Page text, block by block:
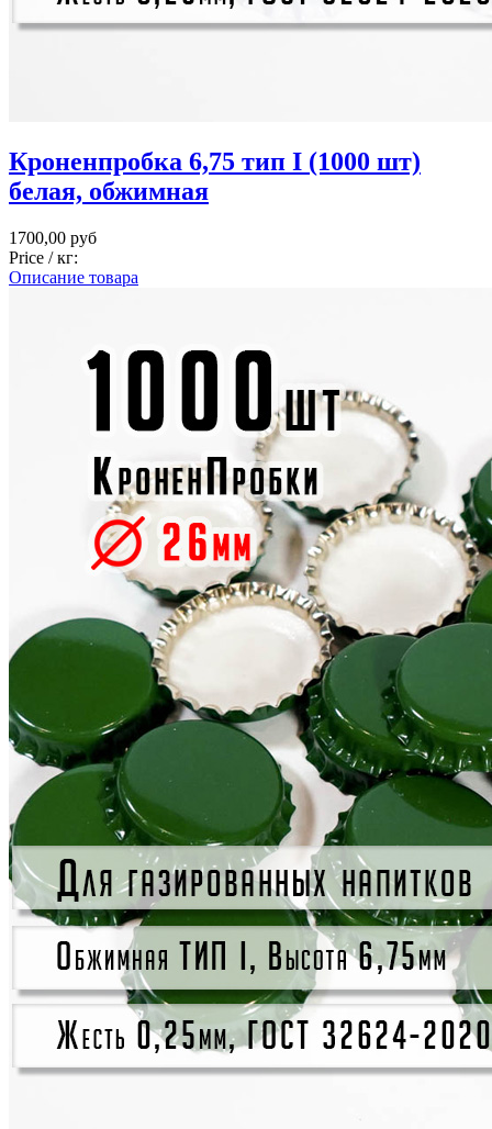
Кроненпробка 6,75 тип I (1000 шт)
белая, обжимная
1700,00 руб
Price / кг:
Описание товара